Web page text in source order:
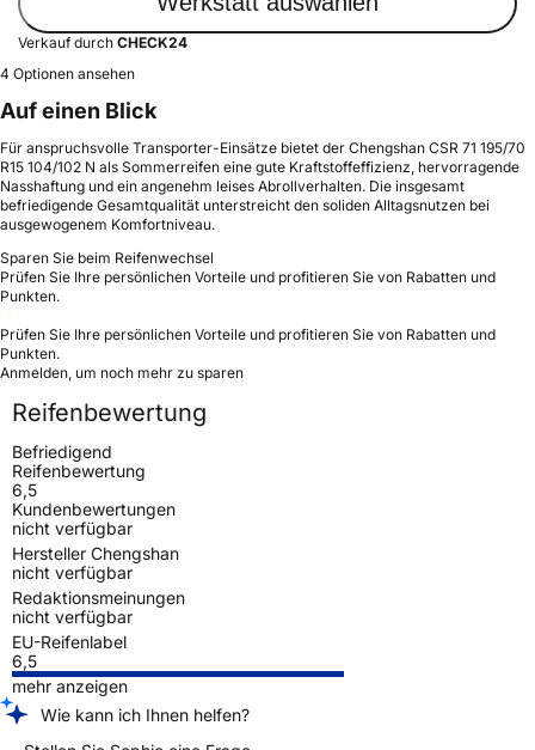
Verkauf durch CHECK24
4 Optionen ansehen
Auf einen Blick
Für anspruchsvolle Transporter-Einsätze bietet der Chengshan CSR 71 195/70
R15 104/102 N als Sommerreifen eine gute Kraftstoffeffizienz, hervorragende
Nasshaftung und ein angenehm leises Abrollverhalten. Die insgesamt
befriedigende Gesamtqualität unterstreicht den soliden Alltagsnutzen bei
ausgewogenem Komfortniveau.
Sparen Sie beim Reifenwechsel
Prüfen Sie Ihre persönlichen Vorteile und profitieren Sie von Rabatten und
Punkten.
Prüfen Sie Ihre persönlichen Vorteile und profitieren Sie von Rabatten und
Punkten.
Anmelden, um noch mehr zu sparen
Reifenbewertung
Befriedigend
Reifenbewertung
6,5
Kundenbewertungen
nicht verfügbar
Hersteller Chengshan
nicht verfügbar
Redaktionsmeinungen
nicht verfügbar
EU-Reifenlabel
6,5
mehr anzeigen
Wie kann ich Ihnen helfen?